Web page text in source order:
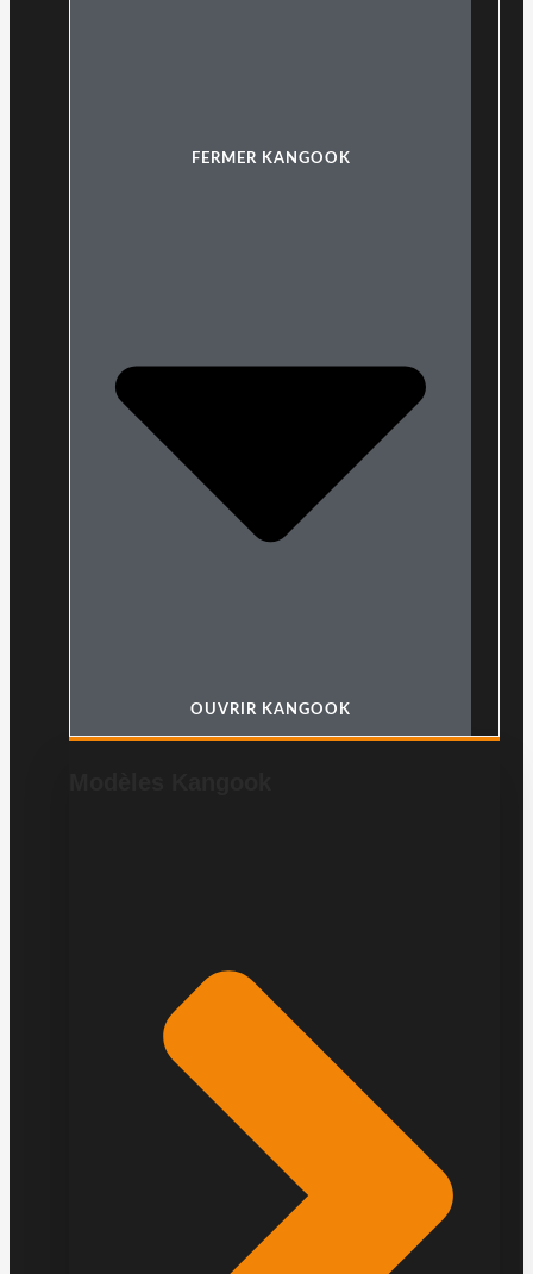
FERMER KANGOOK
OUVRIR KANGOOK